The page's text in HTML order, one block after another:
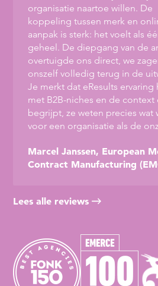
organisatie naartoe willen. De
koppeling tussen merk en
aanpak is sterk: het voelt als
geheel. De diepgang van de
overtuigde ons direct, we
onszelf volledig terug in de
Je merkt dat eResults ervaring
met B2B-niches en de context
begrijpt, ze weten precies wat
voor een organisatie als de
Marcel Janssen, European
Contract Manufacturing
Lees alle reviews